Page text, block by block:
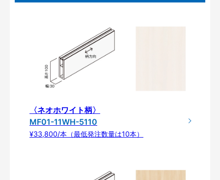
〈ネオホワイト柄〉
MF01-11WH-5110
¥33,800/本（最低発注数量は10本）